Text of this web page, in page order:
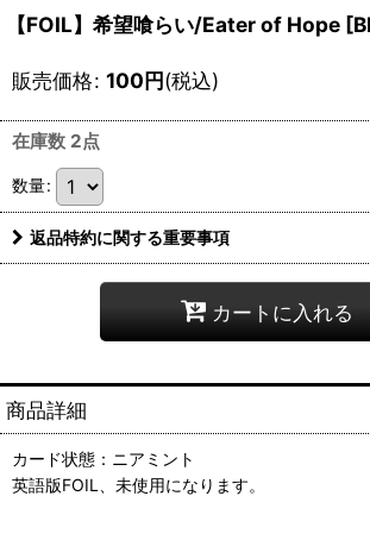
【FOIL】希望喰らい/Eater of Hope
販売価格: 100円(税込)
在庫数 2点
数量:
返品特約に関する重要事項
カートに入れる
商品詳細
カード状態：ニアミント
英語版FOIL、未使用になります。